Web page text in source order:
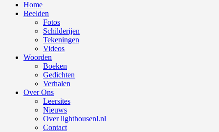
Home
Beelden
Fotos
Schilderijen
Tekeningen
Videos
Woorden
Boeken
Gedichten
Verhalen
Over Ons
Leersites
Nieuws
Over lighthousenl.nl
Contact